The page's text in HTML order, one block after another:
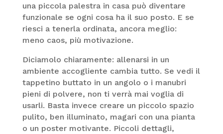
una piccola palestra in casa può diventare
funzionale se ogni cosa ha il suo posto. E se
riesci a tenerla ordinata, ancora meglio:
meno caos, più motivazione.
Diciamolo chiaramente: allenarsi in un
ambiente accogliente cambia tutto. Se vedi il
tappetino buttato in un angolo o i manubri
pieni di polvere, non ti verrà mai voglia di
usarli. Basta invece creare un piccolo spazio
pulito, ben illuminato, magari con una pianta
o un poster motivante. Piccoli dettagli,